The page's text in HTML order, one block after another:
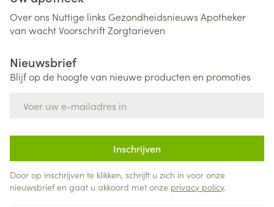
Over ons Nuttige links Gezondheidsnieuws Apotheker
van wachtVoorschriftZorgtarieven
Nieuwsbrief
Blijf op de hoogte van nieuwe producten en promoties
Inschrijven
Door op inschrijven te klikken, schrijft u zich in voor onze
nieuwsbrief en gaat u akkoord met onze privacy policy.